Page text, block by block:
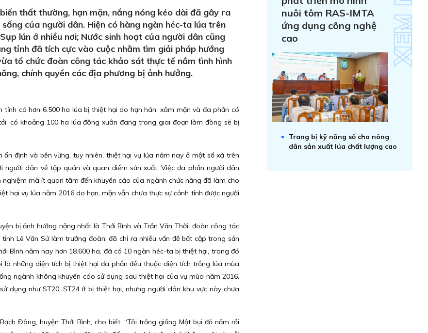
thất thường, hạn mặn, nắng nóng kéo dài đã gây ra
của người dân. Hiện có hàng ngàn héc-ta lúa trên
lún ở nhiều nơi; Nước sinh hoạt của người dân cũng
tỉnh đã tích cực vào cuộc nhằm tìm giải pháp hướng
tổ chức đoàn công tác khảo sát thực tế nắm tình hình
chính quyền các địa phương bị ảnh hưởng.
tỉnh có hơn 6.500 ha lúa bị thiệt hại do hạn hán, xâm mặn và đa phần có
có khoảng 100 ha lúa đông xuân đang trong giai đoạn làm đòng sẽ bị
định và bền vững, tuy nhiên, thiệt hại vụ lúa năm nay ở một số xã trên
người dân về tập quán và quan điểm sản xuất. Việc đa phần người dân
mà ít quan tâm đến khuyến cáo của ngành chức năng đã làm cho
hại vụ lúa năm 2016 do hạn, mặn vẫn chưa thực sự cảnh tỉnh được người
bị ảnh hưởng nặng nhất là Thới Bình và Trần Văn Thời, đoàn công tác
Lê Văn Sử làm trưởng đoàn, đã chỉ ra nhiều vấn đề bất cập trong sản
Bình năm nay hơn 18.600 ha, đã có 10 ngàn héc-ta bị thiệt hại, trong đó
là những diện tích bị thiệt hại đa phần đều thuộc diện tích trồng lúa mùa
ngành không khuyến cáo sử dụng sau thiệt hại của vụ mùa năm 2016.
dụng như ST20, ST24 ít bị thiệt hại, nhưng người dân khu vực này chưa
Đông, huyện Thới Bình, cho biết: “Tôi trồng giống Một bụi đỏ năm rồi
nuôi tôm RAS-IMTA
ứng dụng công nghệ
cao
Trang bị kỹ năng số cho nông
dân sản xuất lúa chất lượng cao